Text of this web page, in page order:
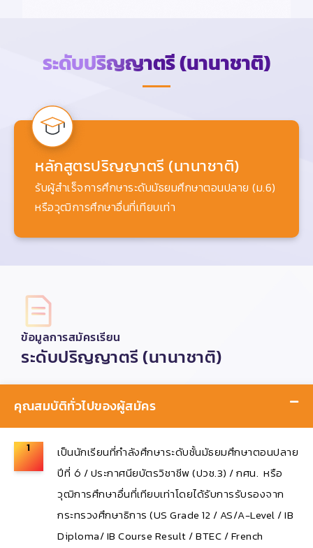
ระดับปริญญาตรี (นานาชาติ)
หลักสูตรปริญญาตรี (นานาชาติ)
รับผู้สำเร็จการศึกษาระดับมัธยมศึกษาตอนปลาย (ม.6)
หรือวุฒิการศึกษาอื่นที่เทียบเท่า
ข้อมูลการสมัครเรียน
ระดับปริญญาตรี (นานาชาติ)
คุณสมบัติทั่วไปของผู้สมัคร
1
เป็นนักเรียนที่กำลังศึกษาระดับชั้นมัธยมศึกษาตอนปลาย
ปีที่ 6 /ประกาศนียบัตรวิชาชีพ (ปวช.3) / กศน. หรือ
วุฒิการศึกษาอื่นที่เทียบเท่าโดยได้รับการรับรองจาก
กระทรวงศึกษาธิการ (US Grade 12 / AS/A-Level / IB
Diploma/ IB Course Result / BTEC / French